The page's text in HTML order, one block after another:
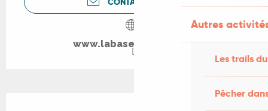
Autres
Les trails
Pêcher
www.labase-nautique.fr